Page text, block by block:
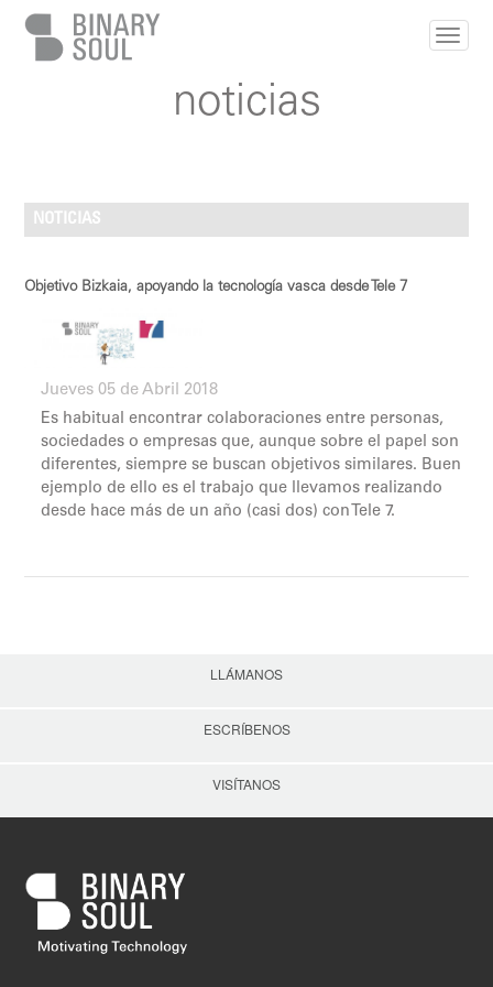
noticias
NOTICIAS
Objetivo Bizkaia, apoyando la tecnología vasca desde Tele 7
Jueves 05 de Abril 2018
Es habitual encontrar colaboraciones entre personas,
sociedades o empresas que, aunque sobre el papel son
diferentes, siempre se buscan objetivos similares. Buen
ejemplo de ello es el trabajo que llevamos realizando
desde hace más de un año (casi dos) con Tele 7.
LLÁMANOS
ESCRÍBENOS
VISÍTANOS